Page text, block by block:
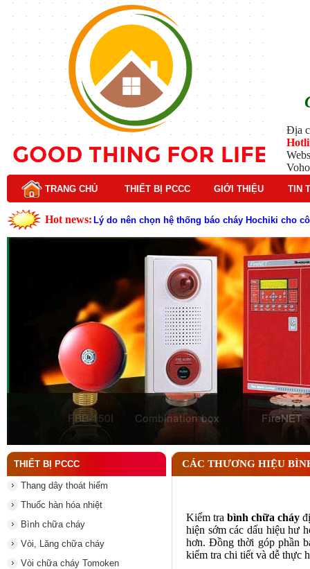
Địa
TRANG CHỦ THIẾT BỊ PCCC GIỚI THIỆU TIN
Hot news: Cách kiểm tra và bảo trì hệ thống báo cháy
Tìm hiểu chi tiết về hệ thống báo cháy Horing
Các loại thang dây thoát hiểm phổ biến trên thị
Thang dây thoát hiểm có tác dụng gì trong tình
Cấu tạo đầu phun chữa cháy trong hệ thống
Kim thu sét là gì? Cấu tạo, nguyên lý hoạt động
Đầu phun chữa cháy là gì và nguyên lý hoạt động
Đầu phun chữa cháy là gì ? Tìm hiểu chi tiết từ A-
Lý do nên chọn hệ thống báo cháy Hochiki cho
THIẾT BỊ PCCC
Thang dây thoát hiểm
Thuốc hàn hóa nhiệt
Bình chữa cháy
Vòi, Lăng chữa cháy
Vòi chữa cháy Tomoken
CÁC THƯƠNG HIỆU
Kiểm trabình chữa cháy
hiện sớm các dấu hiệu hư
hơn. Đồng thời góp phần
kiểm tra chi tiết và dễ thực